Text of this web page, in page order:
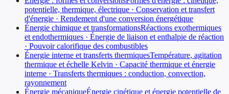
potentielle, thermique, électrique · Conservation et transfert
d'énergie · Rendement d'une conversion énergétique
Énergie chimique et transformationsRéactions exothermiques
et endothermiques · Énergie de liaison et enthalpie de réaction
· Pouvoir calorifique des combustibles
Énergie interne et transferts thermiquesTempérature, agitation
thermique et échelle Kelvin · Capacité thermique et énergie
interne · Transferts thermiques : conduction, convection,
rayonnement
Énergie mécaniqueÉnergie cinétique et énergie potentielle de